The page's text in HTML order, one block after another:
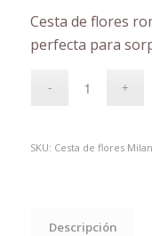
Cesta de flores
perfecta para
SKU: Cesta de flores Milan
Descripción